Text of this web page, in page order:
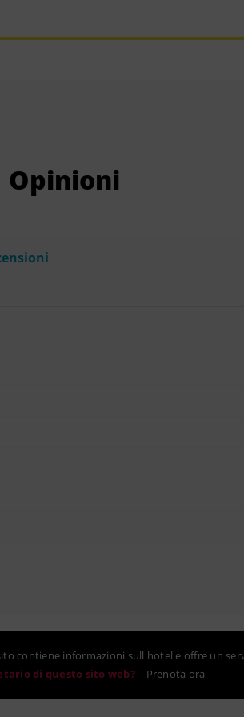
Opinioni
contiene informazioni sull hotel e offre un
di questo sito web?– Prenota ora